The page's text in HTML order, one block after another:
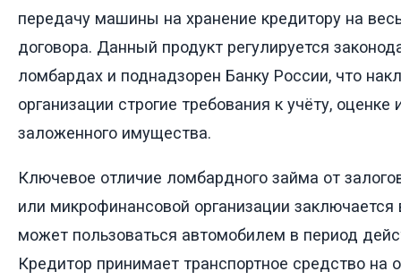
передачу машины на хранение кредитору на
договора. Данный продукт регулируется
ломбардах и поднадзорен Банку России, что
организации строгие требования к учёту, оценке
заложенного имущества.
Ключевое отличие ломбардного займа от
или микрофинансовой организации
может пользоваться автомобилем в период
Кредитор принимает транспортное средство на